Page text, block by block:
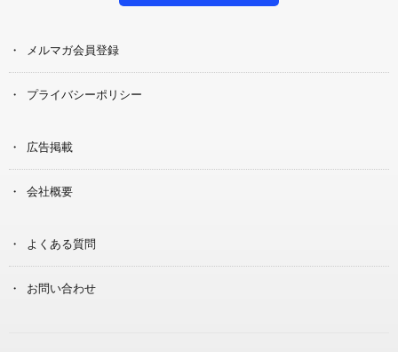
メルマガ会員登録
プライバシーポリシー
広告掲載
会社概要
よくある質問
お問い合わせ